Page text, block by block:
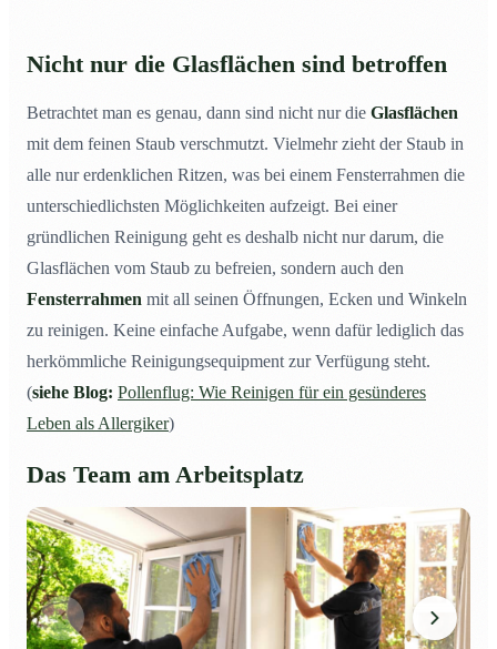
Nicht nur die Glasflächen sind betroffen
Betrachtet man es genau, dann sind nicht nur die Glasflächen
mit dem feinen Staub verschmutzt. Vielmehr zieht der Staub in
alle nur erdenklichen Ritzen, was bei einem Fensterrahmen die
unterschiedlichsten Möglichkeiten aufzeigt. Bei einer
gründlichen Reinigung geht es deshalb nicht nur darum, die
Glasflächen vom Staub zu befreien, sondern auch den
Fensterrahmen mit all seinen Öffnungen, Ecken und Winkeln
zu reinigen. Keine einfache Aufgabe, wenn dafür lediglich das
herkömmliche Reinigungsequipment zur Verfügung steht.
(siehe Blog: Pollenflug: Wie Reinigen für ein gesünderes
Leben als Allergiker)
Das Team am Arbeitsplatz